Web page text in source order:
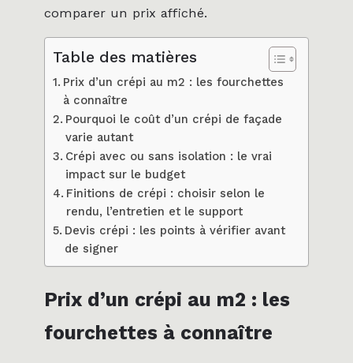
comparer un prix affiché.
Table des matières
Prix d’un crépi au m2 : les fourchettes
à connaître
Pourquoi le coût d’un crépi de façade
varie autant
Crépi avec ou sans isolation : le vrai
impact sur le budget
Finitions de crépi : choisir selon le
rendu, l’entretien et le support
Devis crépi : les points à vérifier avant
de signer
Prix d’un crépi au m2 : les
fourchettes à connaître